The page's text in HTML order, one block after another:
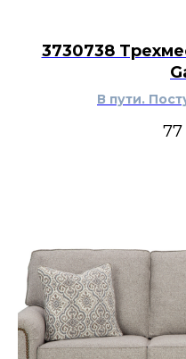
3730738
В пути.